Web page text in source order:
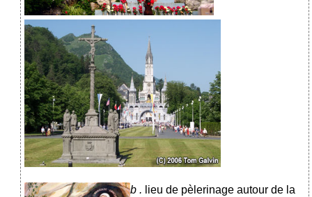
b . lieu de pèlerinage autour de la